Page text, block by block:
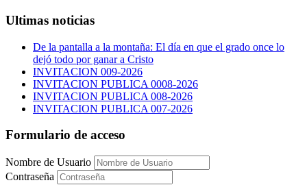
Ultimas noticias
De la pantalla a la montaña: El día en que el grado once lo
dejó todo por ganar a Cristo
INVITACION 009-2026
INVITACION PUBLICA 0008-2026
INVITACION PUBLICA 008-2026
INVITACION PUBLICA 007-2026
Formulario de acceso
Nombre de Usuario
Contraseña